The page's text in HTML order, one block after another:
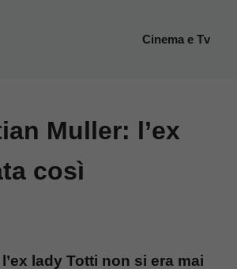
Cinema e Tv
Muller: l’ex
così
lady Totti non si era mai